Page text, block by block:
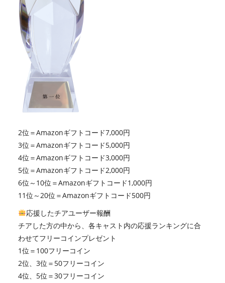
2位＝Amazonギフトコード7,000円
3位＝Amazonギフトコード5,000円
4位＝Amazonギフトコード3,000円
5位＝Amazonギフトコード2,000円
6位～10位＝Amazonギフトコード1,000円
11位～20位＝Amazonギフトコード500円
応援したチアユーザー報酬
チアした方の中から、各キャスト内の応援ランキングに合
わせてフリーコインプレゼント
1位＝100フリーコイン
2位、3位＝50フリーコイン
4位、5位＝30フリーコイン